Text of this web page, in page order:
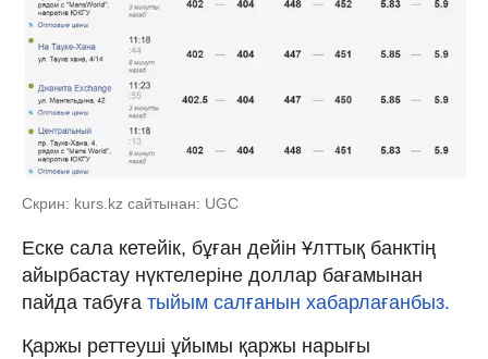
Скрин: kurs.kz сайтынан: UGC
Еске сала кетейік, бұған дейін Ұлттық банктің
айырбастау нүктелеріне доллар бағамынан
пайда табуға тыйым салғанын хабарлағанбыз.
Қаржы реттеуші ұйымы қаржы нарығы